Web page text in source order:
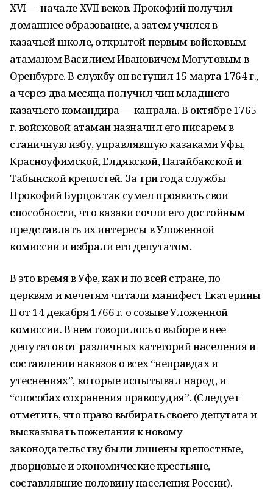
XVI — начале XVII веков. Прокофий получил
домашнее образование, а затем учился в
казачьей школе, открытой первым войсковым
атаманом Василием Ивановичем Могутовым в
Оренбурге. В службу он вступил 15 марта 1764 г.,
а через два месяца получил чин младшего
казачьего командира — капрала. В октябре 1765
г. войсковой атаман назначил его писарем в
станич­ную избу, управлявшую казаками Уфы,
Красноуфимской, Елдякской, Нагайбакской и
Табынской крепостей. За три года службы
Прокофий Бурцов так сумел проявить свои
способности, что казаки сочли его достойным
представлять их интересы в Уложенной
комиссии и избрали его депутатом.
В это время в Уфе, как и по всей стране, по
церквям и мечетям читали манифест Екатерины
II от 14 декабря 1766 г. о созыве Уложенной
комиссии. В нем говорилось о выборе в нее
депутатов от различных категорий населения и
составлении наказов о всех “неправдах и
утеснениях”, которые испытывал народ, и
“способах сохранения правосудия”. (Следует
отметить, что право выбирать своего депутата и
высказывать пожелания к новому
законодательству были лишены крепостные,
дворцовые и эконо­мические крестьяне,
составлявшие половину населения России).